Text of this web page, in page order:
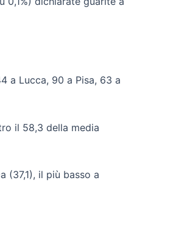
a Lucca, 90 a Pisa, 63 a
il 58,3 della media
(37,1), il più basso a